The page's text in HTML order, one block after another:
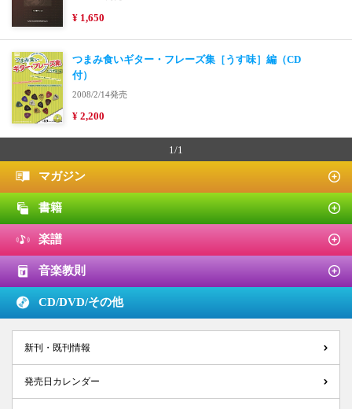
¥ 1,650
つまみ食いギター・フレーズ集［うす味］編（CD
付）
2008/2/14発売
¥ 2,200
1/1
マガジン
書籍
楽譜
音楽教則
CD/DVD/その他
新刊・既刊情報
発売日カレンダー